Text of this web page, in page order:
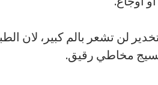
لن تشعر بالم كبير، لان
مخاطي رقيق.